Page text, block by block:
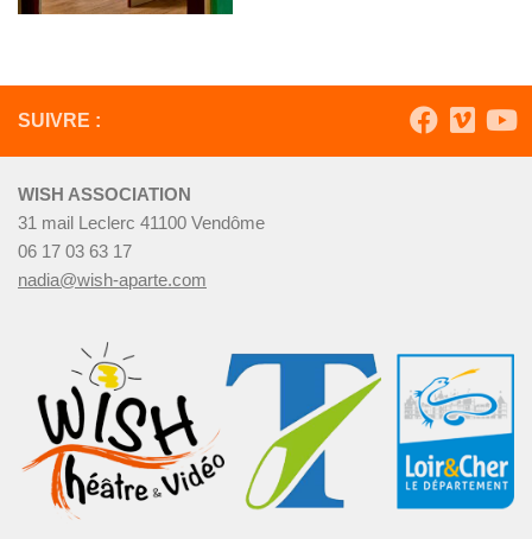
SUIVRE :
WISH ASSOCIATION
31 mail Leclerc 41100 Vendôme
06 17 03 63 17
nadia@wish-aparte.com